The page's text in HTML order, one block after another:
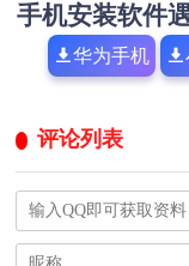
手机安装软件
华为手机
评论列表